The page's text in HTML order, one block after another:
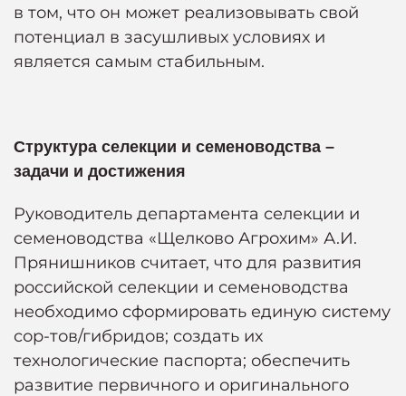
в том, что он может реализовывать свой
потенциал в засушливых условиях и
является самым стабильным.
Структура селекции и семеноводства –
задачи и достижения
Руководитель департамента селекции и
семеноводства «Щелково Агрохим» А.И.
Прянишников считает, что для развития
российской селекции и семеноводства
необходимо сформировать единую систему
сор-тов/гибридов; создать их
технологические паспорта; обеспечить
развитие первичного и оригинального